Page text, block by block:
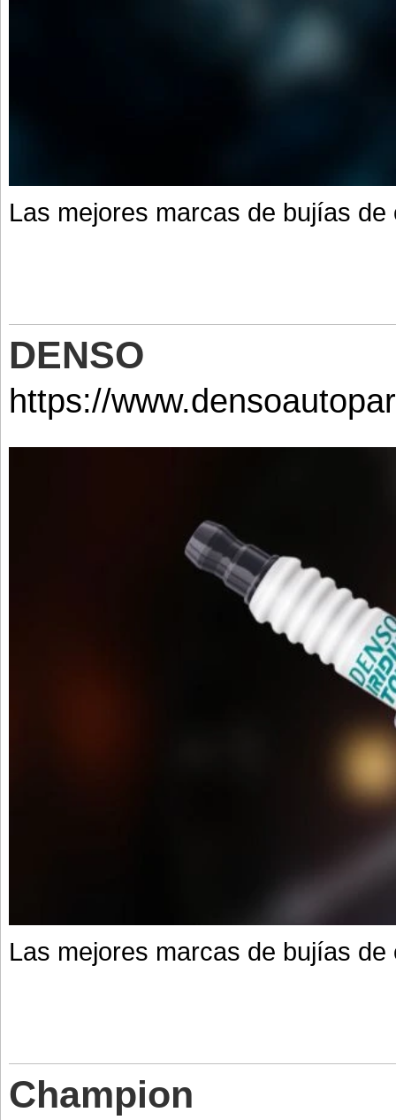
Las mejores marcas de bujías
DENSO
https://
Las mejores marcas de bujías
Champion